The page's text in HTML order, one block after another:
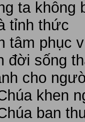
ta không
tỉnh thức
tâm phục
đời sống
cho
khen
ban